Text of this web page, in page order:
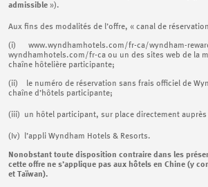
admissible »).
Aux fins des modalités de l’offre, « canal de
(i) www.wyndhamhotels.com/fr-ca/wyndham-
wyndhamhotels.com/fr-ca ou un des sites web de la
chaîne hôtelière participante;
(ii) le numéro de réservation sans frais officiel de
chaîne d’hôtels participante;
(iii) un hôtel participant, sur place directement
(Iv) l’appli Wyndham Hotels & Resorts.
Nonobstant toute disposition contraire dans les
cette offre ne s’applique pas aux hôtels en Chine (y
et Taïwan).